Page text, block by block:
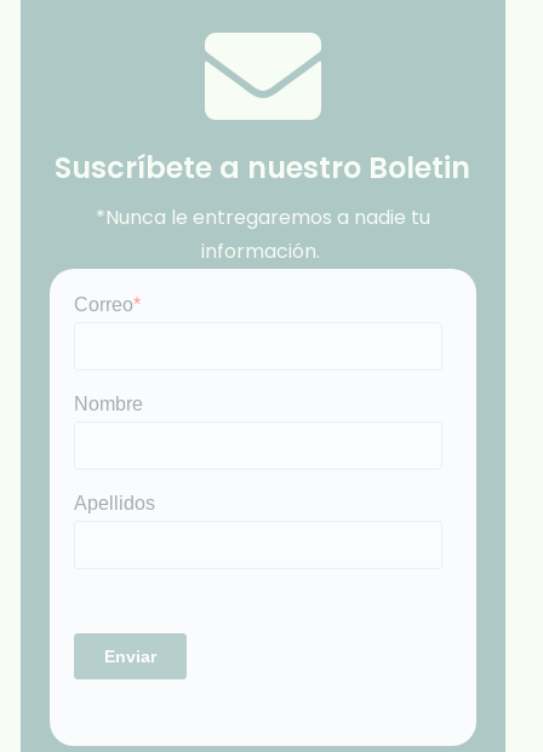
Suscríbete a nuestro Boletin
*Nunca le entregaremos a nadie tu
información.